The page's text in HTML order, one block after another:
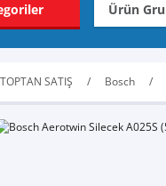
TOPTAN SATIŞ Bosch